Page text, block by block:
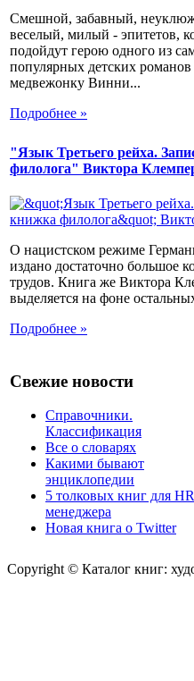
Смешной, забавный,
веселый, милый - эпитетов,
подойдут герою одного из
популярных детских
медвежонку Винни...
Подробнее »
"Язык Третьего рейха.
филолога" Виктора
О нацистском режиме
издано достаточно большое
трудов. Книга же Виктора
выделяется на фоне
Подробнее »
Свежие новости
Справочники.
Классификация
Все о словарях
Какими бывают
энциклопедии
5 толковых книг для
менеджера
Новая книга о Twitter
Copyright © Каталог книг: